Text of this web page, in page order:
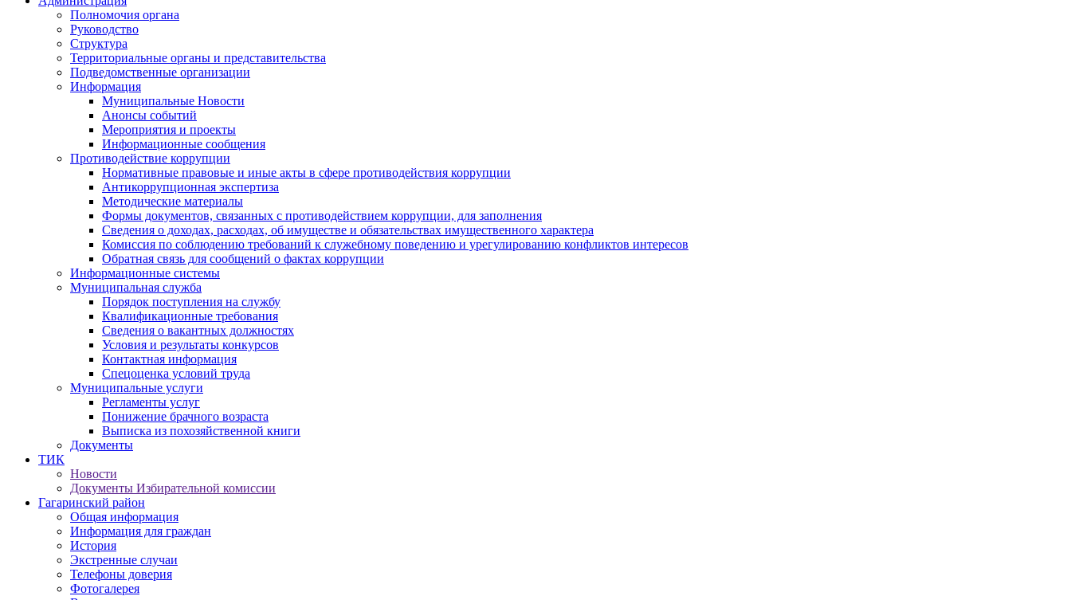
Полномочия органа
Руководство
Структура
Территориальные органы и представительства
Подведомственные организации
Информация
Муниципальные Новости
Анонсы событий
Мероприятия и проекты
Информационные сообщения
Противодействие коррупции
Нормативные правовые и иные акты в сфере противодействия коррупции
Антикоррупционная экспертиза
Методические материалы
Формы документов, связанных с противодействием коррупции, для заполнения
Сведения о доходах, расходах, об имуществе и обязательствах имущественного характера
Комиссия по соблюдению требований к служебному поведению и урегулированию конфликтов интересов
Обратная связь для сообщений о фактах коррупции
Информационные системы
Муниципальная служба
Порядок поступления на службу
Квалификационные требования
Сведения о вакантных должностях
Условия и результаты конкурсов
Контактная информация
Спецоценка условий труда
Муниципальные услуги
Регламенты услуг
Понижение брачного возраста
Выписка из похозяйственной книги
Документы
ТИК
Новости
Документы Избирательной комиссии
Гагаринский район
Общая информация
Информация для граждан
История
Экстренные случаи
Телефоны доверия
Фотогалерея